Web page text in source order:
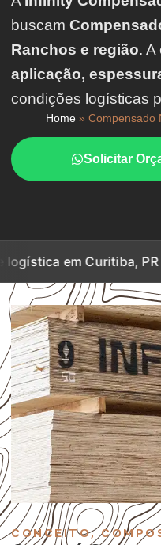
buscam
Ranchos e região.
aplicação,
condições logísticas
Home» Compensado
Solicitar
Curitiba, PR Base
CONCEITO,